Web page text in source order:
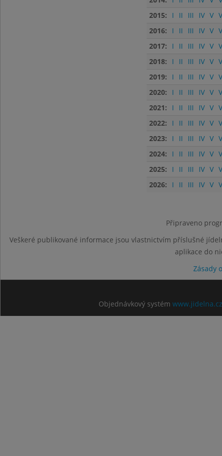
2015:
I II III IV V
2016:
I II III IV V
2017:
I II III IV V
2018:
I II III IV V
2019:
I II III IV V
2020:
I II III IV V
2021:
I II III IV V
2022:
I II III IV V
2023:
I II III IV V
2024:
I II III IV V
2025:
I II III IV V
2026:
I II III IV V
Připraveno
Veškeré publikované informace jsou vlastnictvím příslušné
aplikace do
Zásady
Objednávkový systém www.jidelna.cz